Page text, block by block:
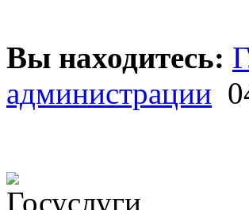
Вы находитесь:
администрации